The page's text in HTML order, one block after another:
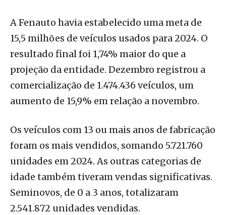
A Fenauto havia estabelecido uma meta de
15,5 milhões de veículos usados para 2024. O
resultado final foi 1,74% maior do que a
projeção da entidade. Dezembro registrou a
comercialização de 1.474.436 veículos, um
aumento de 15,9% em relação a novembro.
Os veículos com 13 ou mais anos de fabricação
foram os mais vendidos, somando 5.721.760
unidades em 2024. As outras categorias de
idade também tiveram vendas significativas.
Seminovos, de 0 a 3 anos, totalizaram
2.541.872 unidades vendidas.